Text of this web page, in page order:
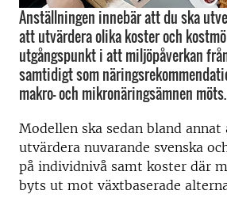
Anställningen innebär att du ska
att utvärdera olika koster och
utgångspunkt i att miljöpåverkan
samtidigt som
makro- och mikronäringsämnen möts.
Modellen ska sedan bland
utvärdera nuvarande svenska
på individnivå samt koster där
byts ut mot växtbaserade